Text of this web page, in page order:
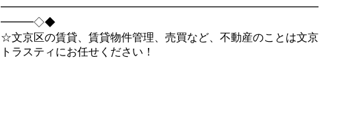
━━━━━━━━━━━━━━━━━━━━━━━━━━━━━
━━━◇◆
☆文京区の賃貸、賃貸物件管理、売買など、不動産のことは文京
トラスティにお任せください！